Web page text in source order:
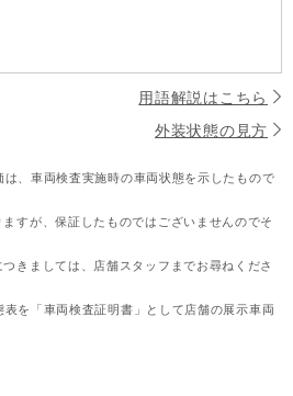
用語解説はこちら
外装状態の見方
、車両検査実施時の車両状態を示したもので
すが、保証したものではございませんのでそ
きましては、店舗スタッフまでお尋ねくださ
表を「車両検査証明書」として店舗の展示車両